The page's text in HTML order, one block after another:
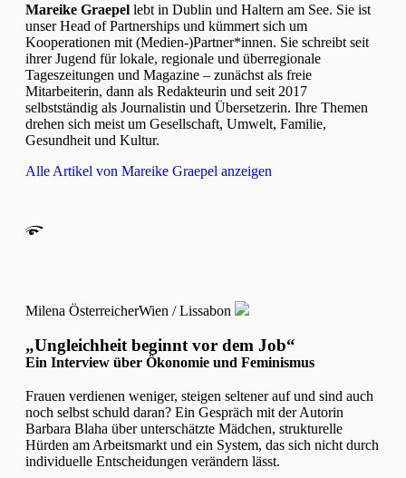
Mareike Graepel lebt in Dublin und Haltern am See. Sie ist
unser Head of Partnerships und kümmert sich um
Kooperationen mit (Medien-)Partner*innen. Sie schreibt seit
ihrer Jugend für lokale, regionale und überregionale
Tageszeitungen und Magazine – zunächst als freie
Mitarbeiterin, dann als Redakteurin und seit 2017
selbstständig als Journalistin und Übersetzerin. Ihre Themen
drehen sich meist um Gesellschaft, Umwelt, Familie,
Gesundheit und Kultur.
Alle Artikel von Mareike Graepel anzeigen
Milena ÖsterreicherWien / Lissabon
„Ungleichheit beginnt vor dem Job“
Ein Interview über Ökonomie und Feminismus
Frauen verdienen weniger, steigen seltener auf und sind auch
noch selbst schuld daran? Ein Gespräch mit der Autorin
Barbara Blaha über unterschätzte Mädchen, strukturelle
Hürden am Arbeitsmarkt und ein System, das sich nicht durch
individuelle Entscheidungen verändern lässt.